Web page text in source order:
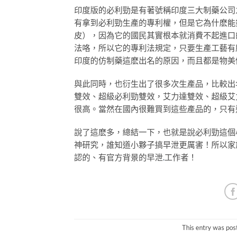
印度版的必利勁是有著號稱印度三大制藥公
有拿到必利勁生產的專利權，但是它為什麽
皮），因為它的國民其實根本就消費不起進
法咯，所以它的專利法規定，只要生產工藝
印度的仿制藥這麽出名的原因，而且都是物美
與此同時，也衍生出了很多次生產品，比較
雙效、超級必利勁雙效，艾力達雙效、超級
很高。當然在國內很難買到這些產品的，只
說了這麽多，總結一下，也就是說必利勁這
神研究，誰知道小夥子搞早泄更厲害！所以
認的、有官方背景的早泄 工作者！
This entry was